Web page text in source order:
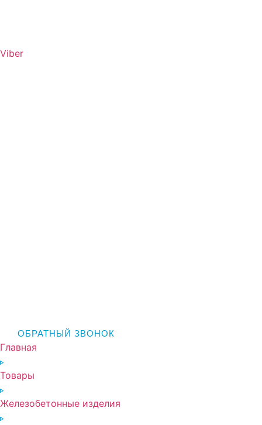
Viber
ОБРАТНЫЙ ЗВОНОК
Главная
Товары
Железобетонные изделия